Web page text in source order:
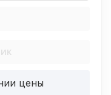
цены